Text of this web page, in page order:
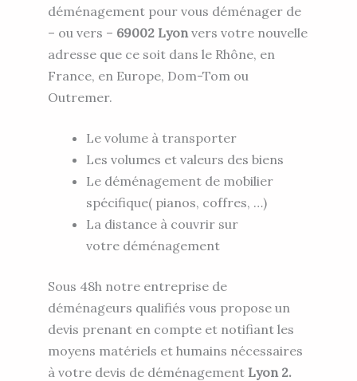
déménagement pour vous déménager de
– ou vers – 69002 Lyonvers votre nouvelle
adresse que ce soit dans le Rhône, en
France, en Europe, Dom-Tom ou
Outremer.
Le volume à transporter
Les volumes et valeurs des biens
Le déménagement de mobilier
spécifique( pianos, coffres, …)
La distance à couvrir sur
votre déménagement
Sous 48h notre entreprise de
déménageurs qualifiés vous propose un
devis prenant en compte et notifiant les
moyens matériels et humains nécessaires
à votre devis de déménagement Lyon 2.